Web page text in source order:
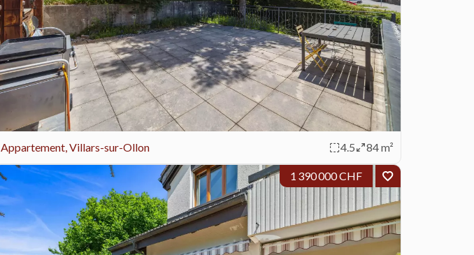
Appartement, Villars-sur-Ollon 4.5 84 m²
1 390 000 CHF